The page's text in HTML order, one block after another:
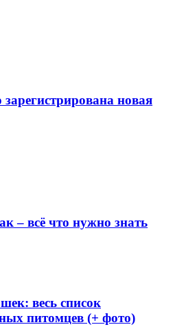
новая
– всё что нужно знать
весь список
питомцев (+ фото)